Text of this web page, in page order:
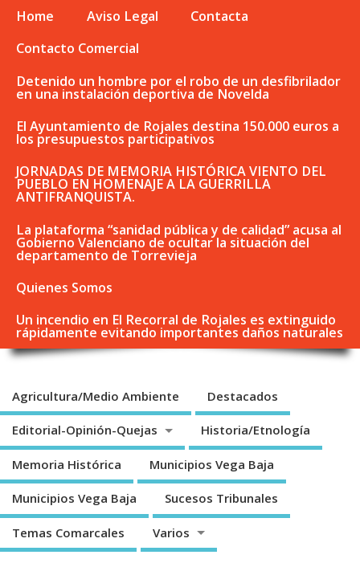
Home Aviso Legal
Contacta
Contacto Comercial
Detenido un hombre por el robo de un desfibrilador
en una instalación deportiva de Novelda
El Ayuntamiento de Rojales destina 150.000 euros a
los presupuestos participativos
JORNADAS DE MEMORIA HISTÓRICA VIENTO DEL
PUEBLO EN HOMENAJE A LA GUERRILLA
ANTIFRANQUISTA.
La plataforma “sanidad pública y de calidad” acusa al
Gobierno Valenciano de ocultar la situación del
departamento de Torrevieja
Quienes Somos
Un incendio en El Recorral de Rojales es extinguido
rápidamente evitando importantes daños naturales
Agricultura/Medio Ambiente Destacados
Editorial-Opinión-Quejas Historia/Etnología
Memoria Histórica Municipios Vega Baja
Municipios Vega Baja Sucesos Tribunales
Temas Comarcales Varios